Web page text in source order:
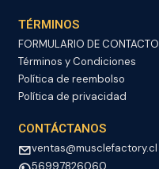
TÉRMINOS
FORMULARIO DE CONTACTO
Términos y Condiciones
Política de reembolso
Política de privacidad
CONTÁCTANOS
ventas@musclefactory.cl
56997826060